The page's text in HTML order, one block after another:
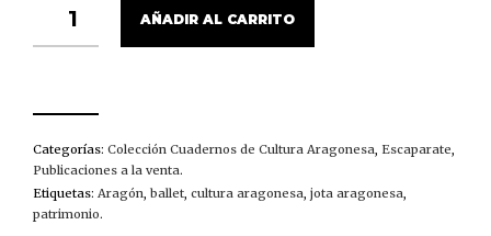
HISTORIA
DE
EL
BALLET
CANTIDAD
AÑADIR AL CARRITO
Categorías: Colección Cuadernos de Cultura Aragonesa, Escaparate,
Publicaciones a la venta.
Etiquetas: Aragón, ballet, cultura aragonesa, jota aragonesa,
patrimonio.